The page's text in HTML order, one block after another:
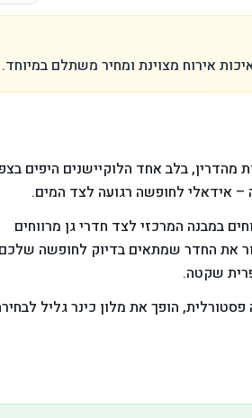
אירוח מצוינת ומחיר משתלם במיוחד.
בלב אחד הלוקיישנים היפים
– אידאלי לחופשה רגועה לצד המים.
במבנה המרכזי לצד חדרי גן מרווחים
את החדר שמתאים בדיוק לחופשה
שקטה.
הופך את מלון כינר גליל